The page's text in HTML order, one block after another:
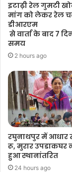
इटाढ़ी रेल गुमटी
मांग को लेकर रेल
डीआरएम
से वार्ता के बाद 7
समय
2 hours ago
रघुनाथपुर में आधार
रू, मुरार
हुआ स्थानांतरित
24 hours ago